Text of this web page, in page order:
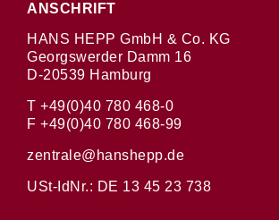
ANSCHRIFT
HANS HEPP GmbH & Co. KG
Georgswerder Damm 16
D-20539 Hamburg
T +49(0)40 780 468-0
F +49(0)40 780 468-99
zentrale@hanshepp.de
USt-IdNr.: DE 13 45 23 738